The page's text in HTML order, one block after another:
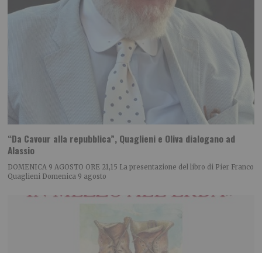
“Da Cavour alla repubblica”, Quaglieni e Oliva dialogano ad
Alassio
DOMENICA 9 AGOSTO ORE 21,15 La presentazione del libro di Pier Franco
Quaglieni Domenica 9 agosto